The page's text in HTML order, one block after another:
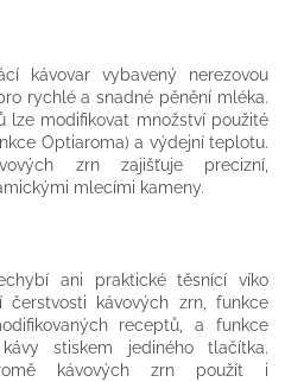
kávovar vybavený nerezovou
rychlé a snadné pěnění mléka.
lze modifikovat množství použité
Optiaroma) a výdejní teplotu.
zrn zajišťuje precizní,
mlecími kameny.
ani praktické těsnící víko
kávových zrn, funkce
receptů, a funkce
stiskem jediného tlačítka.
kávových zrn použít i